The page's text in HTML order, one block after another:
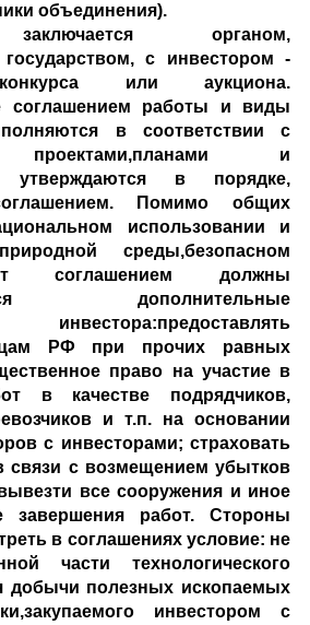
объединения).
органом,
с инвестором -
или аукциона.
соглашением работы и виды
в соответствии с
проектами,планами и
утверждаются в порядке,
Помимо общих
использовании и
среды,безопасном
соглашением должны
дополнительные
РФ при прочих равных
право на участие в
в качестве подрядчиков,
и т.п. на основании
с инвесторами; страховать
связи с возмещением убытков
все сооружения и иное
завершения работ. Стороны
в соглашениях условие: не
части технологического
добычи полезных ископаемых
инвестором с